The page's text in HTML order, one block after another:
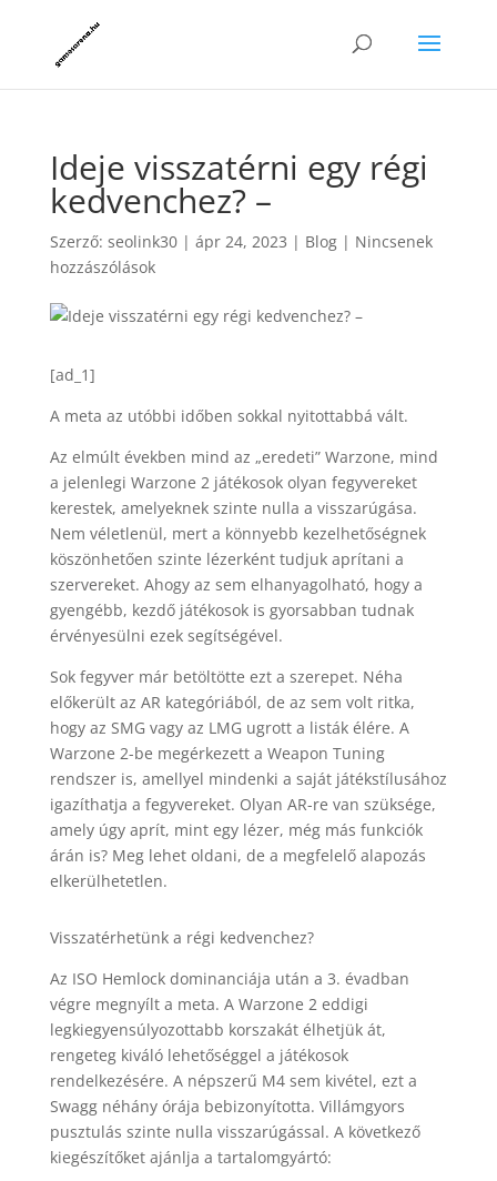
Ideje visszatérni egy régi
kedvenchez? –
Szerző: seolink30| ápr 24, 2023 | Blog| Nincsenek
hozzászólások
[ad_1]
A meta az utóbbi időben sokkal nyitottabbá vált.
Az elmúlt években mind az „eredeti” Warzone, mind
a jelenlegi Warzone 2 játékosok olyan fegyvereket
kerestek, amelyeknek szinte nulla a visszarúgása.
Nem véletlenül, mert a könnyebb kezelhetőségnek
köszönhetően szinte lézerként tudjuk aprítani a
szervereket. Ahogy az sem elhanyagolható, hogy a
gyengébb, kezdő játékosok is gyorsabban tudnak
érvényesülni ezek segítségével.
Sok fegyver már betöltötte ezt a szerepet. Néha
előkerült az AR kategóriából, de az sem volt ritka,
hogy az SMG vagy az LMG ugrott a listák élére. A
Warzone 2-be megérkezett a Weapon Tuning
rendszer is, amellyel mindenki a saját játékstílusához
igazíthatja a fegyvereket. Olyan AR-re van szüksége,
amely úgy aprít, mint egy lézer, még más funkciók
árán is? Meg lehet oldani, de a megfelelő alapozás
elkerülhetetlen.
Visszatérhetünk a régi kedvenchez?
Az ISO Hemlock dominanciája után a 3. évadban
végre megnyílt a meta. A Warzone 2 eddigi
legkiegyensúlyozottabb korszakát élhetjük át,
rengeteg kiváló lehetőséggel a játékosok
rendelkezésére. A népszerű M4 sem kivétel, ezt a
Swagg néhány órája bebizonyította. Villámgyors
pusztulás szinte nulla visszarúgással. A következő
kiegészítőket ajánlja a tartalomgyártó: